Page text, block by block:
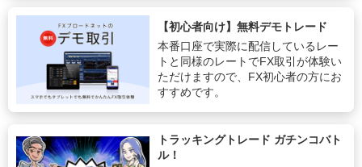
【初心者向け】無料デモトレード
本番口座で実際に配信しているレー
トと同様のレートでFX取引が体験い
ただけますので、FX初心者の方にお
すすめです。
トラッキングトレード ガチンコバト
ル！